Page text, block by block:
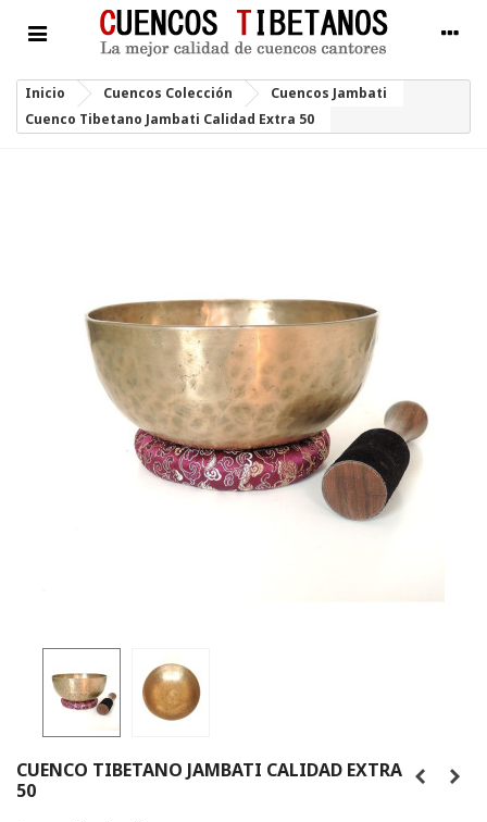
Inicio Cuencos Colección
Cuencos Jambati
Cuenco Tibetano Jambati Calidad Extra 50
CUENCO TIBETANO JAMBATI CALIDAD EXTRA
50